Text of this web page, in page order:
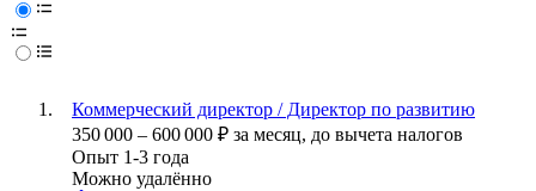
Коммерческий директор / Директор по развитию
350 000 – 600 000 ₽ за месяц, до вычета налогов
Опыт 1-3 года
Можно удалённо